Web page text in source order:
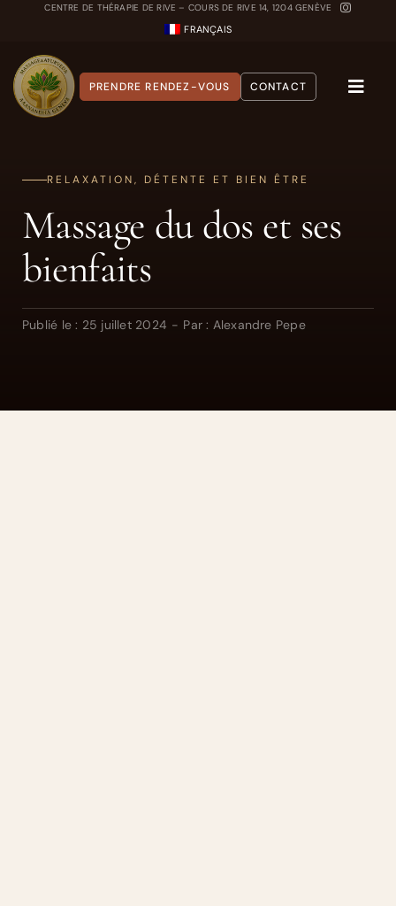
contenu
CENTRE DE THÉRAPIE DE RIVE – COURS DE RIVE 14, 1204 GENÈVE
FRANÇAIS
Toggle
Carnet Ayurvédique
Quiz Dosha
PRENDRE RENDEZ-VOUS CONTACT
RELAXATION, DÉTENTE ET BIEN ÊTRE
Massage du dos et ses
bienfaits
Publié le : 25 juillet 2024 - Par : Alexandre Pepe